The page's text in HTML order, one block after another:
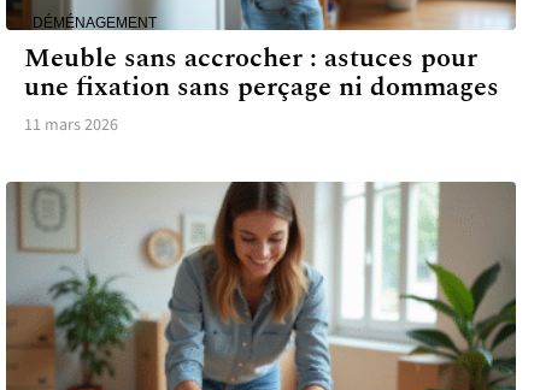
DÉMÉNAGEMENT
Meuble sans accrocher : astuces pour
une fixation sans perçage ni dommages
11 mars 2026